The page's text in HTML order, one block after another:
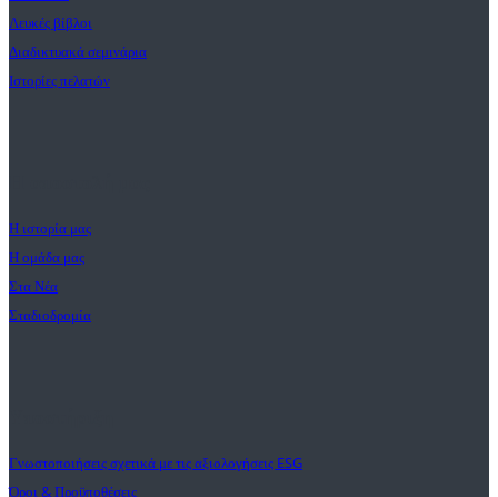
Λευκές βίβλοι
Διαδικτυακά σεμινάρια
Ιστορίες πελατών
Η ιστορία μας
Η ομάδα μας
Στα Νέα
Σταδιοδρομία
Γνωστοποιήσεις σχετικά με τις αξιολογήσεις ESG
Όροι & Προϋποθέσεις